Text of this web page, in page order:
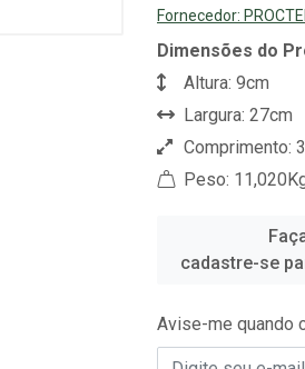
Fornecedor:
Dimensões do
Altura: 9cm
Largura: 27cm
Comprimento:
Peso:
cadastre-se
Avise-me quando